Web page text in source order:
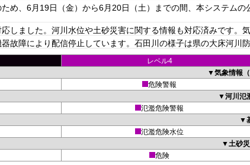
め、6月19日（金）から6月20日（土）までの間、本システム
しました。河川水位や土砂災害に関する情報も対応済みです。
故障により配信停止しています。石田川の様子は県の大床河
レベル4
▼気象情報（
危険警報
▼河川氾
氾濫危険警報
▼
氾濫危険水位
▼土砂
危険